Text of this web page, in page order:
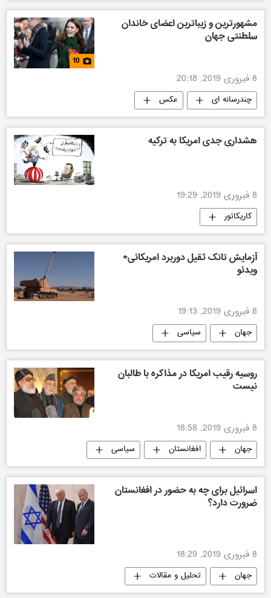
مشهورترین و زیباترین اعضای خاندان
سلطنتی جهان
10
8 فبروری 2019, 20:18
چندرسانه ای عکس
هشداری جدی امریکا به ترکیه
8 فبروری 2019, 19:29
کاریکاتور
آزمایش تانک ثقیل دوربرد امریکائی+
ویدئو
8 فبروری 2019, 19:13
جهان سیاسی
روسیه رقیب امریکا در مذاکره با طالبان
نیست
8 فبروری 2019, 18:58
جهان افغانستان سیاسی
اسرائیل برای چه به حضور در افغانستان
ضرورت دارد؟
8 فبروری 2019, 18:29
جهان تحلیل و مقالات